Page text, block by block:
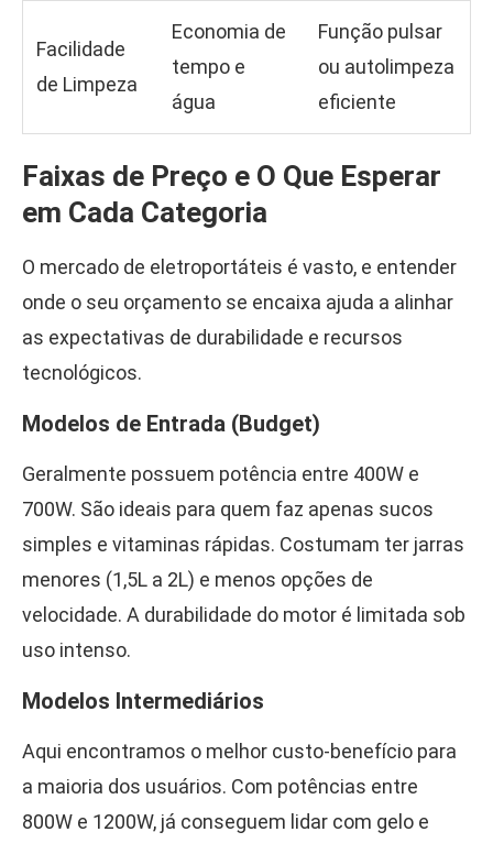
Facilidade
de Limpeza
Economia de
tempo e
água
Função pulsar
ou autolimpeza
eficiente
Faixas de Preço e O Que Esperar
em Cada Categoria
O mercado de eletroportáteis é vasto, e entender
onde o seu orçamento se encaixa ajuda a alinhar
as expectativas de durabilidade e recursos
tecnológicos.
Modelos de Entrada (Budget)
Geralmente possuem potência entre 400W e
700W. São ideais para quem faz apenas sucos
simples e vitaminas rápidas. Costumam ter jarras
menores (1,5L a 2L) e menos opções de
velocidade. A durabilidade do motor é limitada sob
uso intenso.
Modelos Intermediários
Aqui encontramos o melhor custo-benefício para
a maioria dos usuários. Com potências entre
800W e 1200W, já conseguem lidar com gelo e